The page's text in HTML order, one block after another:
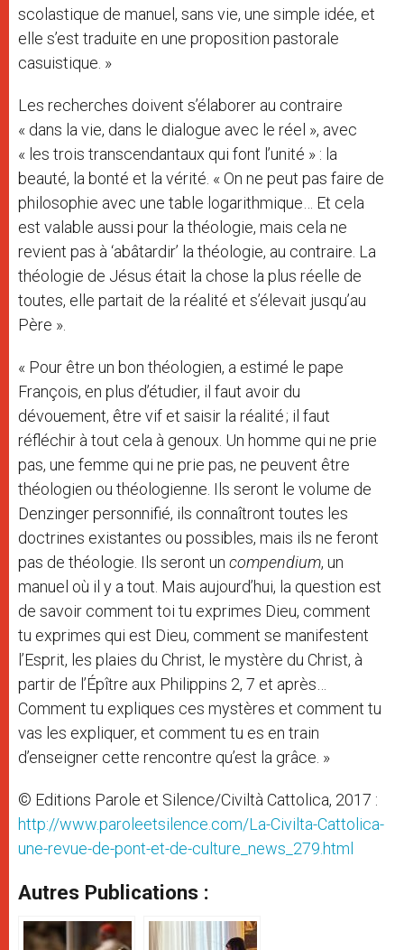
scolastique de manuel, sans vie, une simple idée, et
elle s’est traduite en une proposition pastorale
casuistique. »
Les recherches doivent s’élaborer au contraire
« dans la vie, dans le dialogue avec le réel », avec
« les trois transcendantaux qui font l’unité » : la
beauté, la bonté et la vérité. « On ne peut pas faire de
philosophie avec une table logarithmique… Et cela
est valable aussi pour la théologie, mais cela ne
revient pas à ‘abâtardir’ la théologie, au contraire. La
théologie de Jésus était la chose la plus réelle de
toutes, elle partait de la réalité et s’élevait jusqu’au
Père ».
« Pour être un bon théologien, a estimé le pape
François, en plus d’étudier, il faut avoir du
dévouement, être vif et saisir la réalité ; il faut
réfléchir à tout cela à genoux. Un homme qui ne prie
pas, une femme qui ne prie pas, ne peuvent être
théologien ou théologienne. Ils seront le volume de
Denzinger personnifié, ils connaîtront toutes les
doctrines existantes ou possibles, mais ils ne feront
pas de théologie. Ils seront un compendium, un
manuel où il y a tout. Mais aujourd’hui, la question est
de savoir comment toi tu exprimes Dieu, comment
tu exprimes qui est Dieu, comment se manifestent
l’Esprit, les plaies du Christ, le mystère du Christ, à
partir de l’Épître aux Philippins 2, 7 et après…
Comment tu expliques ces mystères et comment tu
vas les expliquer, et comment tu es en train
d’enseigner cette rencontre qu’est la grâce. »
© Editions Parole et Silence/Civiltà Cattolica, 2017 :
http://www.paroleetsilence.com/La-Civilta-Cattolica-
une-revue-de-pont-et-de-culture_news_279.html
Autres Publications :